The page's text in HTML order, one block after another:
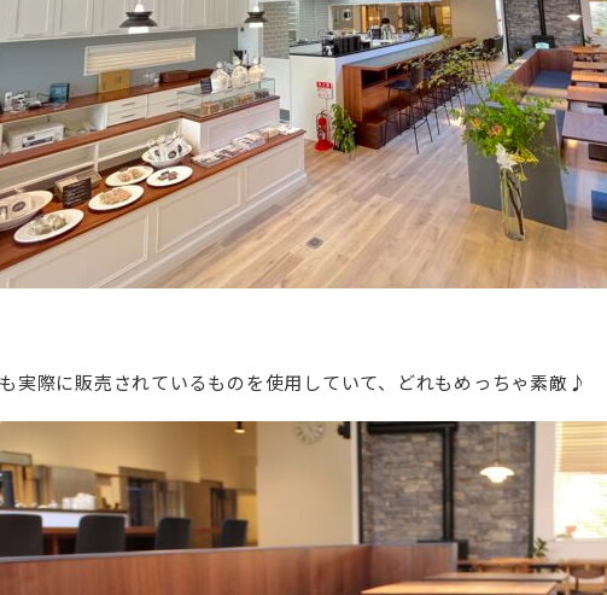
実際に販売されているものを使用していて、どれもめっちゃ素敵♪